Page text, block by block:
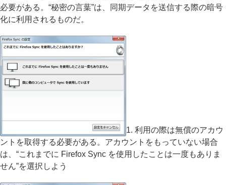
必要がある。“秘密の言葉”は、同期データを送信する際の暗号
化に利用されるものだ。
1. 利用の際は無償のアカウ
ントを取得する必要がある。アカウントをもっていない場合
は、“これまでに Firefox Sync を使用したことは一度もありま
せん”を選択しよう